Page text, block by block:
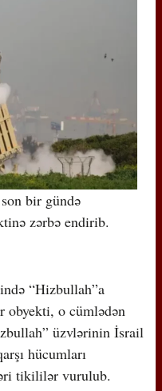
bir gündə
zərbə endirib.
“Hizbullah”a
obyekti, o cümlədən
üzvlərinin İsrail
hücumları
tikililər vurulub.